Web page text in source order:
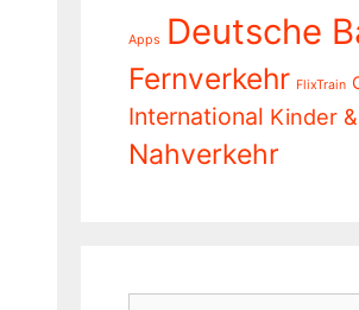
Apps Deutsche
Fernverkehr FlixTrain
International Kinder
Nahverkehr